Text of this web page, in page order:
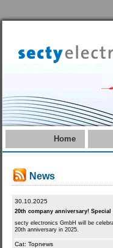
Home
News
30.10.2025
20th company anniversary! Special
secty electronics GmbH will be
20th anniversary in 2025.
Cat: Topnews